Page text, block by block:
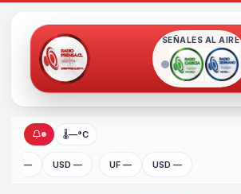
SEÑALES AL AIRE
🌡—°C
UF — USD — UF — USD —